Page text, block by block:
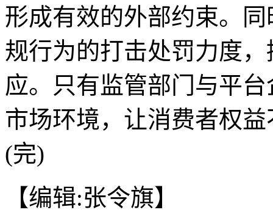
形成有效的外部约束。
规行为的打击处罚力度
应。只有监管部门与平
市场环境，让消费者权
(完)
【编辑:张令旗】